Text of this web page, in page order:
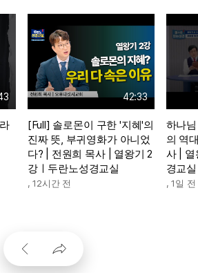
42:33
[Full] 솔로몬이 구한 '지혜'의
진짜 뜻, 부귀영화가 아니었
다? | 전원희 목사 | 열왕기 2
강ㅣ두란노성경교실
,12시간 전
하나
의 역
사 | 열
경교실
,1일 전